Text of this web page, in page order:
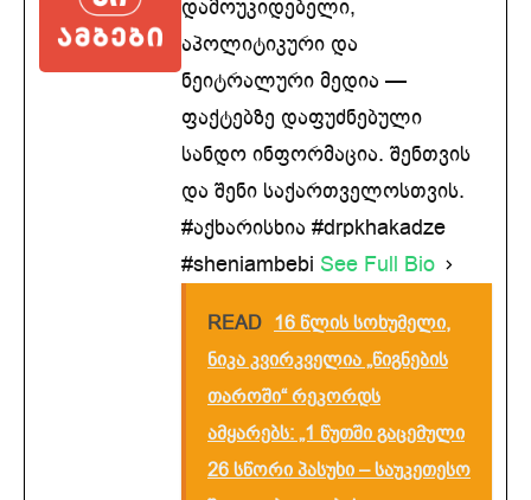
დამოუკიდებელი,
აპოლიტიკური და
ნეიტრალური მედია —
ფაქტებზე დაფუძნებული
სანდო ინფორმაცია. შენთვის
და შენი საქართველოსთვის.
#აქხარისხია #drpkhakadze
#sheniambebi See Full Bio
READ 16 წლის სოხუმელი,
ნიკა კვირკველია „წიგნების
თაროში“ რეკორდს
ამყარებს: „1 წუთში გაცემული
26 სწორი პასუხი – საუკეთესო